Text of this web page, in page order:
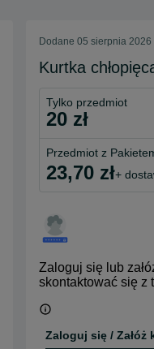
Dodane 05 sierpnia 2026
Kurtka
Tylko przedmiot
20 zł
Przedmiot z
23,70 zł+
Zaloguj się lub
skontaktować się z
Zaloguj się / Załóż